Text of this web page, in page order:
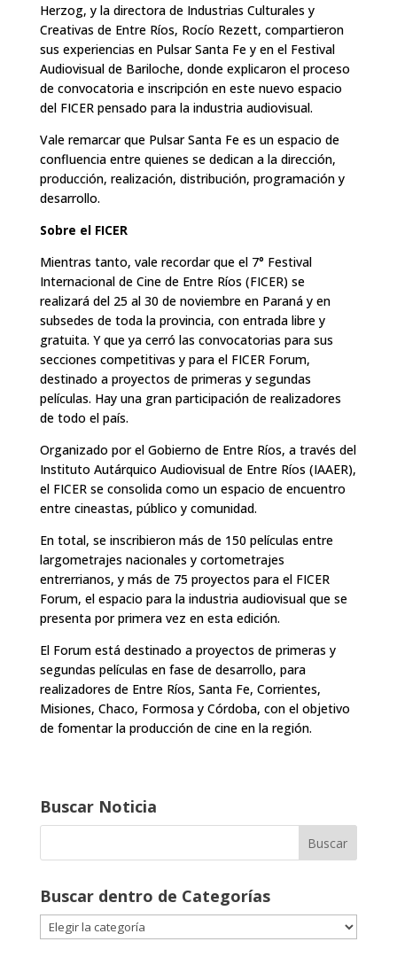
Herzog, y la directora de Industrias Culturales y
Creativas de Entre Ríos, Rocío Rezett, compartieron
sus experiencias en Pulsar Santa Fe y en el Festival
Audiovisual de Bariloche, donde explicaron el proceso
de convocatoria e inscripción en este nuevo espacio
del FICER pensado para la industria audiovisual.
Vale remarcar que Pulsar Santa Fe es un espacio de
confluencia entre quienes se dedican a la dirección,
producción, realización, distribución, programación y
desarrollo.
Sobre el FICER
Mientras tanto, vale recordar que el 7° Festival
Internacional de Cine de Entre Ríos (FICER) se
realizará del 25 al 30 de noviembre en Paraná y en
subsedes de toda la provincia, con entrada libre y
gratuita. Y que ya cerró las convocatorias para sus
secciones competitivas y para el FICER Forum,
destinado a proyectos de primeras y segundas
películas. Hay una gran participación de realizadores
de todo el país.
Organizado por el Gobierno de Entre Ríos, a través del
Instituto Autárquico Audiovisual de Entre Ríos (IAAER),
el FICER se consolida como un espacio de encuentro
entre cineastas, público y comunidad.
En total, se inscribieron más de 150 películas entre
largometrajes nacionales y cortometrajes
entrerrianos, y más de 75 proyectos para el FICER
Forum, el espacio para la industria audiovisual que se
presenta por primera vez en esta edición.
El Forum está destinado a proyectos de primeras y
segundas películas en fase de desarrollo, para
realizadores de Entre Ríos, Santa Fe, Corrientes,
Misiones, Chaco, Formosa y Córdoba, con el objetivo
de fomentar la producción de cine en la región.
Buscar Noticia
Buscar dentro de Categorías
Buscar
dentro